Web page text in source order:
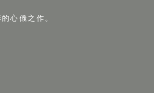
心儀之作。